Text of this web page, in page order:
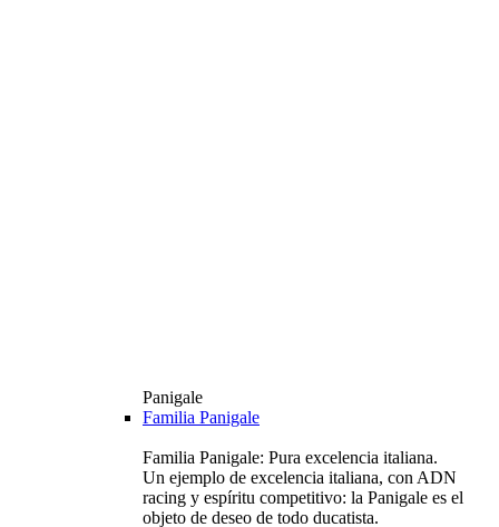
Panigale
Familia Panigale
Familia Panigale: Pura excelencia italiana.
Un ejemplo de excelencia italiana, con ADN
racing y espíritu competitivo: la Panigale es el
objeto de deseo de todo ducatista.